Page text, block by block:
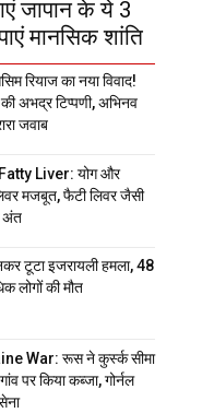
जापान के ये 3
मानसिक शांति
रियाज का नया विवाद!
अभद्र टिप्पणी, अभिनव
जवाब
Liver: योग और
मजबूत, फैटी लिवर जैसी
अंत
टूटा इजरायली हमला, 48
लोगों की मौत
War: रूस ने कुर्स्क सीमा
पर किया कब्जा, गोर्नल